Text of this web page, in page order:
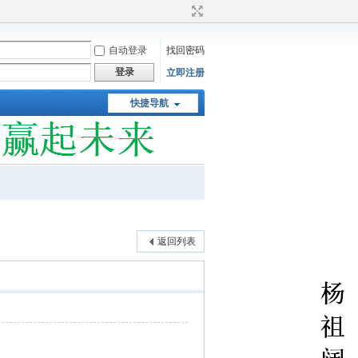
自动登录
找回密码
登录 立即注册
快捷导航
返回列表